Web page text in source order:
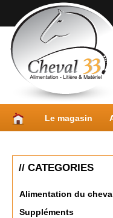
Le magasin
// CATEGORIES
Alimentation du
Suppléments